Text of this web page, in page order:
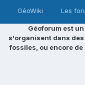
GéoWiki Les
Géoforum est
s'organisent dans
fossiles, ou encore